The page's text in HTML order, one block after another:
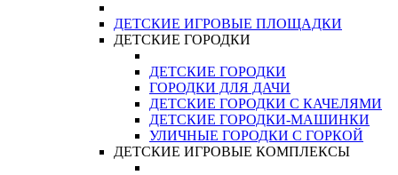
ДЕТСКИЕ ИГРОВЫЕ ПЛОЩАДКИ
ДЕТСКИЕ ГОРОДКИ
ДЕТСКИЕ ГОРОДКИ
ГОРОДКИ ДЛЯ ДАЧИ
ДЕТСКИЕ ГОРОДКИ С КАЧЕЛЯМИ
ДЕТСКИЕ ГОРОДКИ-МАШИНКИ
УЛИЧНЫЕ ГОРОДКИ С ГОРКОЙ
ДЕТСКИЕ ИГРОВЫЕ КОМПЛЕКСЫ